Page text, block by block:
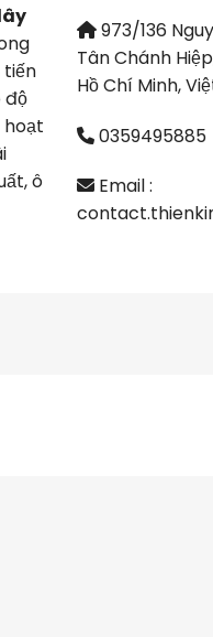
tiến
độ
hoạt
ô
973/136
Tân Chánh
Hồ Chí Minh,
0359495885
Email :